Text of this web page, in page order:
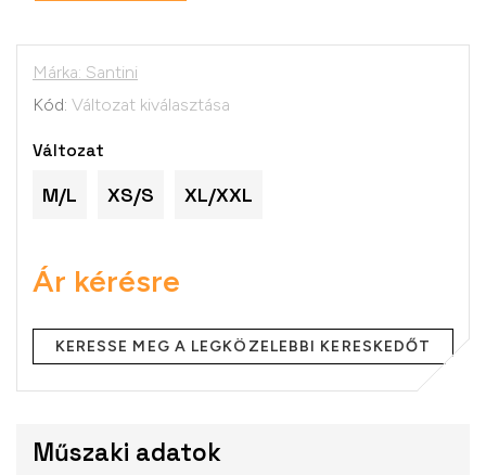
Márka: Santini
Kód: Változat kiválasztása
Ár kérésre
KERESSE MEG A LEGKÖZELEBBI KERESKEDŐT
Változat
M/L XS/S XL/XXL
Műszaki adatok